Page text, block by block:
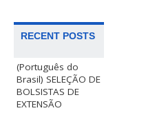
RECENT POSTS
(Português do
Brasil) SELEÇÃO DE
BOLSISTAS DE
EXTENSÃO